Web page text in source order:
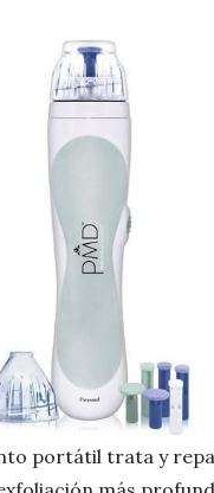
portátil trata y